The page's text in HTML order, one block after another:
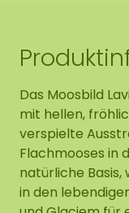
Das Moosbild
mit hellen,
verspielte
Flachmooses in
natürliche
in den